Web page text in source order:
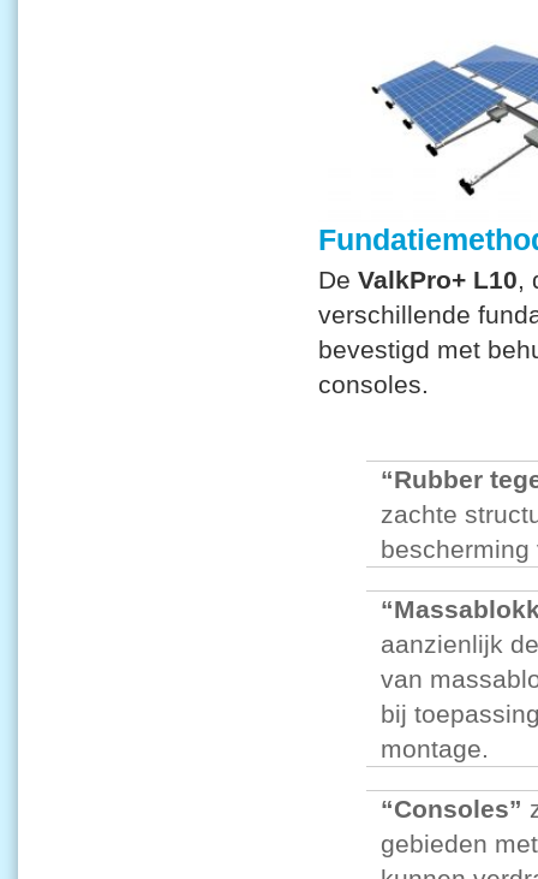
De ValkPro+ L10,
verschillende
bevestigd met
consoles.
Rubber
zachte
aanzienlijk
van
bij
montage.
Consoles
gebieden